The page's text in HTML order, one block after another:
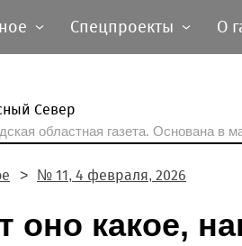
Спецпроекты О
областная газета. Основана в
№ 11, 4 февраля, 2026
оно какое,